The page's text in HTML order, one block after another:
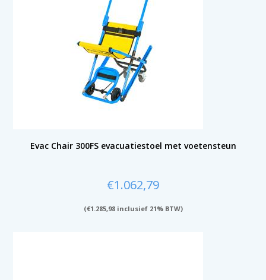
Evac Chair 300FS evacuatiestoel met voetensteun
€1.062,79
(€1.285,98inclusief 21% BTW)